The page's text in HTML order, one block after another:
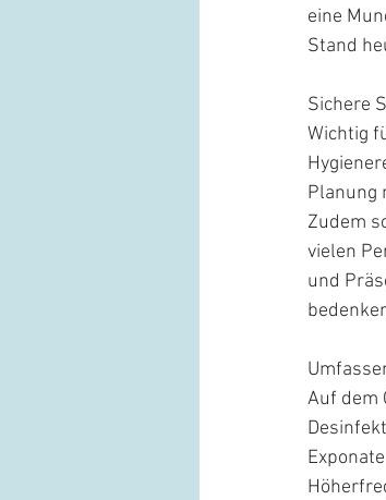
eine
Stand
Sichere
Wichtig
Planung
Zudem
vielen
und
Auf dem